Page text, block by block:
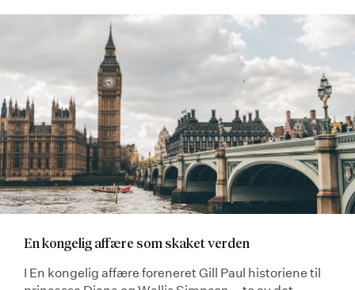
En kongelig affære som skaket verden
I En kongelig affære foreneret Gill Paul historiene til